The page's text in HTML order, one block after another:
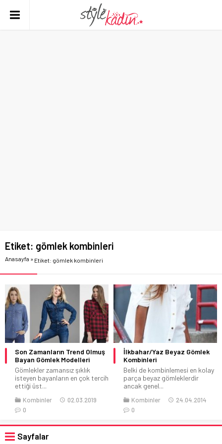
Etiket: gömlek kombinleri
Anasayfa » Etiket: gömlek kombinleri
Son Zamanların Trend Olmuş
Bayan Gömlek Modelleri
Gömlekler zamansız şıklık
isteyen bayanların en çok tercih
ettiği üst...
Kombinler
02.03.2019
0
İlkbahar/Yaz Beyaz Gömlek
Kombinleri
Belki de kombinlemesi en kolay
parça beyaz gömleklerdir
ancak genel...
Kombinler
24.04.2014
0
Sayfalar